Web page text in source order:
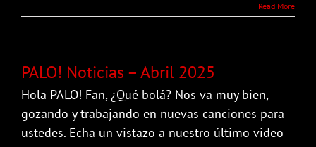
Read More
PALO! Noticias – Abril 2025
Hola PALO! Fan, ¿Qué bolá? Nos va muy bien,
gozando y trabajando en nuevas canciones para
ustedes. Echa un vistazo a nuestro último video